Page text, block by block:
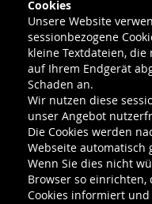
Cookies
Unsere Website
sessionbezogene
kleine Textdateien,
auf Ihrem Endgerät
Schaden an.
Wir nutzen diese
unser Angebot
Die Cookies werden
Webseite automatisch
Wenn Sie dies nicht
Browser so einrichten,
Cookies informiert